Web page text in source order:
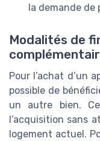
la demande
Modalités de
Pour l’achat d’un
possible de
un autre bien.
l’acquisition sans
logement actuel.